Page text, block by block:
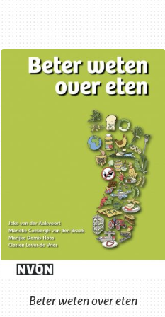
Beter weten over eten